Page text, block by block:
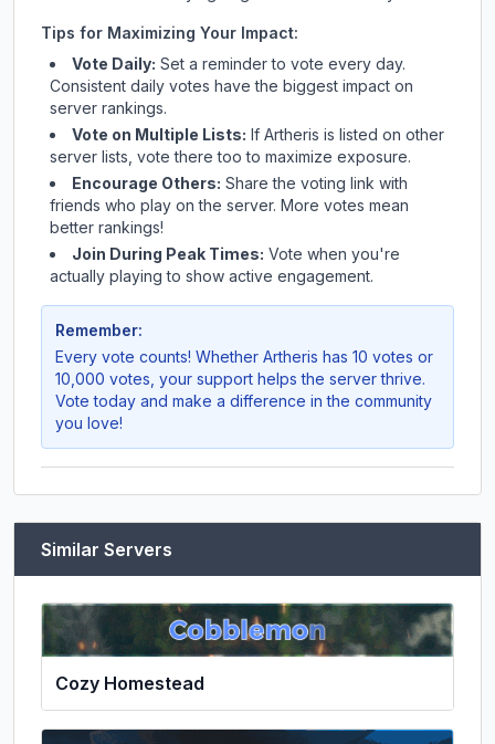
Tips for Maximizing Your Impact:
Vote Daily: Set a reminder to vote every day.
Consistent daily votes have the biggest impact on
server rankings.
Vote on Multiple Lists: If Artheris is listed on other
server lists, vote there too to maximize exposure.
Encourage Others: Share the voting link with
friends who play on the server. More votes mean
better rankings!
Join During Peak Times: Vote when you're
actually playing to show active engagement.
Remember:
Every vote counts! Whether Artheris has 10 votes or
10,000 votes, your support helps the server thrive.
Vote today and make a difference in the community
you love!
Similar Servers
Cozy Homestead